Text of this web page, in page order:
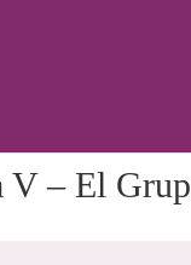
V – El